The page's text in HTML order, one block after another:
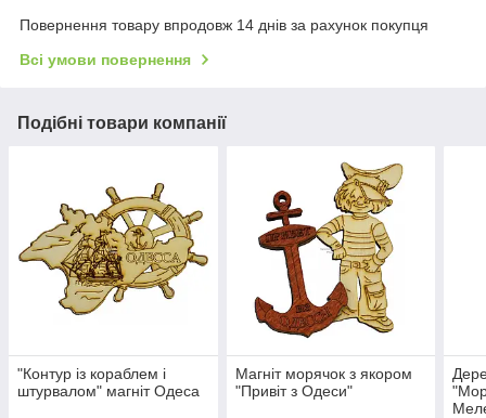
Повернення товару впродовж 14 днів за рахунок покупця
Всі умови повернення
Подібні товари компанії
"Контур із кораблем і
штурвалом" магніт Одеса
Магніт морячок з якором
"Привіт з Одеси"